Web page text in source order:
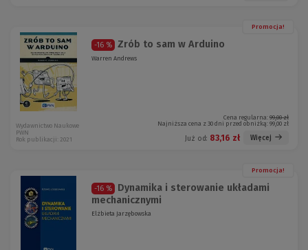
Promocja!
-16 % Zrób to sam w Arduino
Warren Andrews
Cena regularna: 99,00 zł
Najniższa cena z 30 dni przed obniżką: 99,00 zł
Już od: 83,16 zł Więcej
Wydawnictwo Naukowe
PWN
Rok publikacji: 2021
Promocja!
-16 %
Dynamika i sterowanie układami
mechanicznymi
Elżbieta Jarzębowska